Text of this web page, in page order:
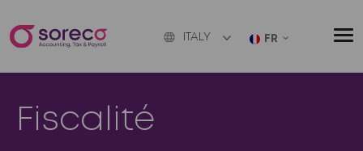
ITALY FR
Fiscalité